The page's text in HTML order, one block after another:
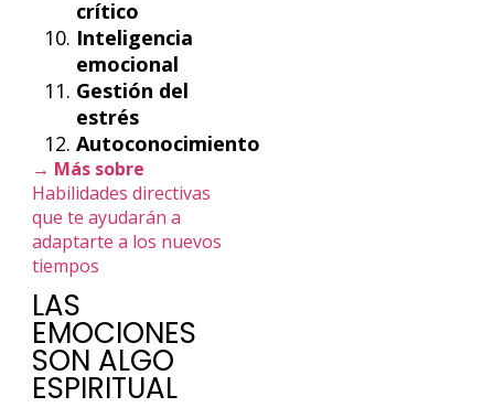
crítico
Inteligencia
emocional
Gestión del
estrés
Autoconocimiento
→ Más sobre
Habilidades directivas
que te ayudarán a
adaptarte a los nuevos
tiempos
LAS
EMOCIONES
SON ALGO
ESPIRITUAL